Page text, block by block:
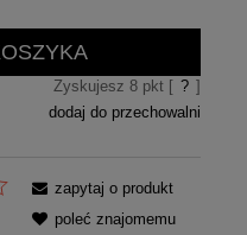
Zyskujesz 8pkt [ ? ]
dodaj do przechowalni
zapytaj o produkt
poleć znajomemu